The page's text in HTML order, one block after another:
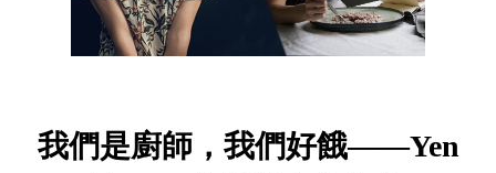
我們是廚師，我們好餓——Yen